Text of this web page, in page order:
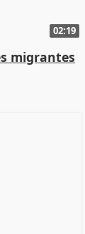
02:19
migrantes